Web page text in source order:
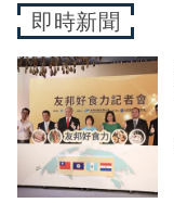
即時新聞